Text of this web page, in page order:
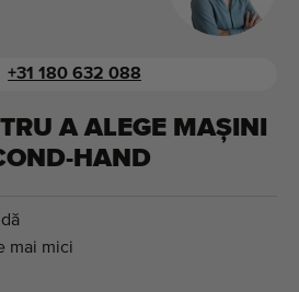
+31 180 632 088
A ALEGE MAȘINI
HAND
mai mici